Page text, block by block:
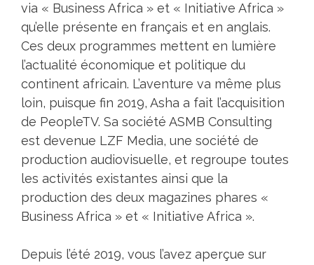
via « Business Africa » et « Initiative Africa »
qu’elle présente en français et en anglais.
Ces deux programmes mettent en lumière
l’actualité économique et politique du
continent africain. L’aventure va même plus
loin, puisque fin 2019, Asha a fait l’acquisition
de PeopleTV. Sa société ASMB Consulting
est devenue LZF Media, une société de
production audiovisuelle, et regroupe toutes
les activités existantes ainsi que la
production des deux magazines phares «
Business Africa » et « Initiative Africa ».
Depuis l’été 2019, vous l’avez aperçue sur